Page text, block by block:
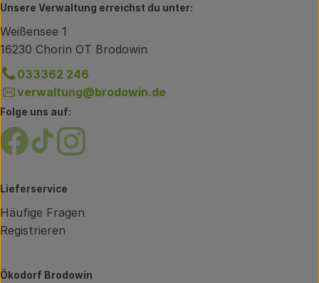
Unsere Verwaltung erreichst du unter:
Weißensee 1
16230 Chorin OT Brodowin
033362 246
verwaltung@brodowin.de
Folge uns auf:
Externer Link zu https://www.facebook.com/
Externer Link zu https://www.tiktok.com/
Externer Link zu https://
Lieferservice
Häufige Fragen
Registrieren
Ökodorf Brodowin